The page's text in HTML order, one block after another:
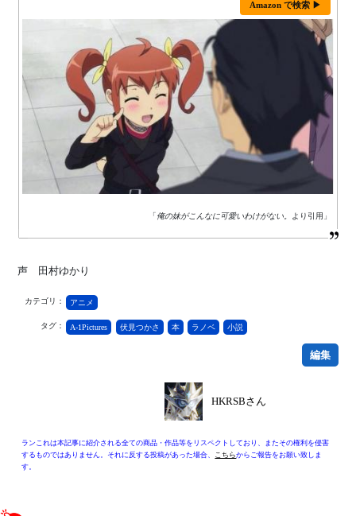
Amazon で検索 ▶
「俺の妹がこんなに可愛いわけがない。 より引用」
声 田村ゆかり
カテゴリ： アニメ
タグ： A-1Pictures 伏見つかさ 本 ラノベ 小説
編集
HKRSBさん
ランこれは本記事に紹介される全ての商品・作品等をリスペクトしており、またその権利を侵害
するものではありません。それに反する投稿があった場合、
こちらからご報告をお願い致しま
す。